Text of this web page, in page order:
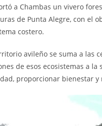
a Chambas un vivero
de Punta Alegre, con el
costero.
avileño se suma a las
de esos ecosistemas a
proporcionar bienestar